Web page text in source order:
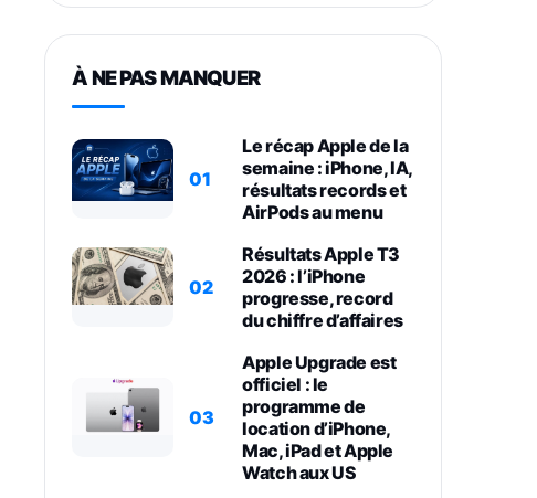
À NE PAS MANQUER
01
Le récap Apple de la
semaine : iPhone, IA,
résultats records et
AirPods au menu
02
Résultats Apple T3
2026 : l’iPhone
progresse, record
du chiffre d’affaires
03
Apple Upgrade est
officiel : le
programme de
location d’iPhone,
Mac, iPad et Apple
Watch aux US